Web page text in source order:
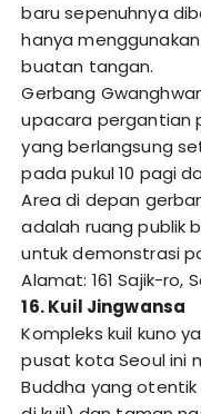
baru sepenuhnya
hanya
buatan tangan.
Gerbang
upacara pergantian
yang berlangsung
pada pukul 10 pagi
Area di depan
adalah ruang publik
untuk demonstrasi
Alamat: 161 Sajik-ro,
16. Kuil Jingwansa
Kompleks kuil kuno
pusat kota Seoul ini
Buddha yang